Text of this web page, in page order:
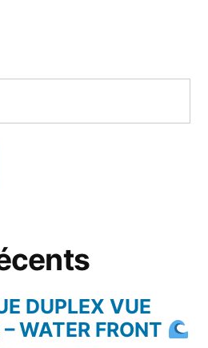
DUPLEX VUE
WATER FRONT